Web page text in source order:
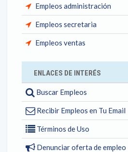
Empleos administración
Empleos secretaria
Empleos ventas
ENLACES DE INTERÉS
Buscar Empleos
Recibir Empleos en Tu Email
Términos de Uso
Denunciar oferta de empleo